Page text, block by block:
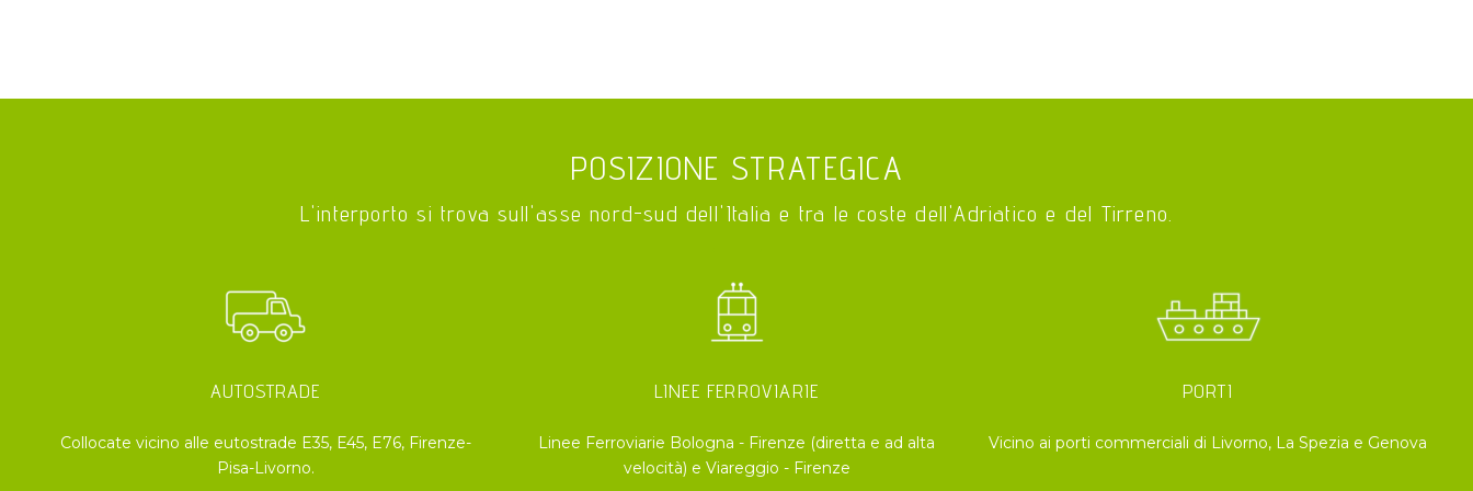
POSIZIONE STRATEGICA
L'interporto si trova sull'asse nord-sud dell'Italia e tra le coste dell'Adriatico e del Tirreno.
AUTOSTRADE
Collocate vicino alle eutostrade E35, E45, E76, Firenze-
Pisa-Livorno.
LINEE FERROVIARIE
Linee Ferroviarie Bologna - Firenze (diretta e ad alta
velocità) e Viareggio - Firenze
PORTI
Vicino ai porti commerciali di Livorno, La Spezia e Genova